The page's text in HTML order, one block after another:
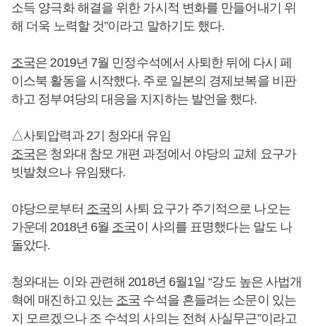
소득 양극화 해결을 위한 가시적 변화를 만들어내기 위
해 더욱 노력할 것”이라고 말하기도 했다.
조국은 2019년 7월 민정수석에서 사퇴한 뒤에 다시 페
이스북 활동을 시작했다. 주로 일본의 경제보복을 비판
하고 정부여당의 대응을 지지하는 발언을 했다.
△사퇴압력과 2기 청와대 유임
조국은 청와대 참모 개편 과정에서 야당의 교체 요구가
빗발쳤으나 유임됐다.
야당으로부터 조국의 사퇴 요구가 주기적으로 나오는
가운데 2018년 6월 조국이 사의를 표명했다는 말도 나
돌았다.
청와대는 이와 관련해 2018년 6월1일 “강도 높은 사법개
혁에 매진하고 있는 조국 수석을 흔들려는 소문이 있는
지 모르겠으나 조 수석의 사의는 전혀 사실무근”이라고